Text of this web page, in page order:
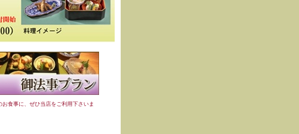
お食事に、ぜひ当店をご利用下さいま